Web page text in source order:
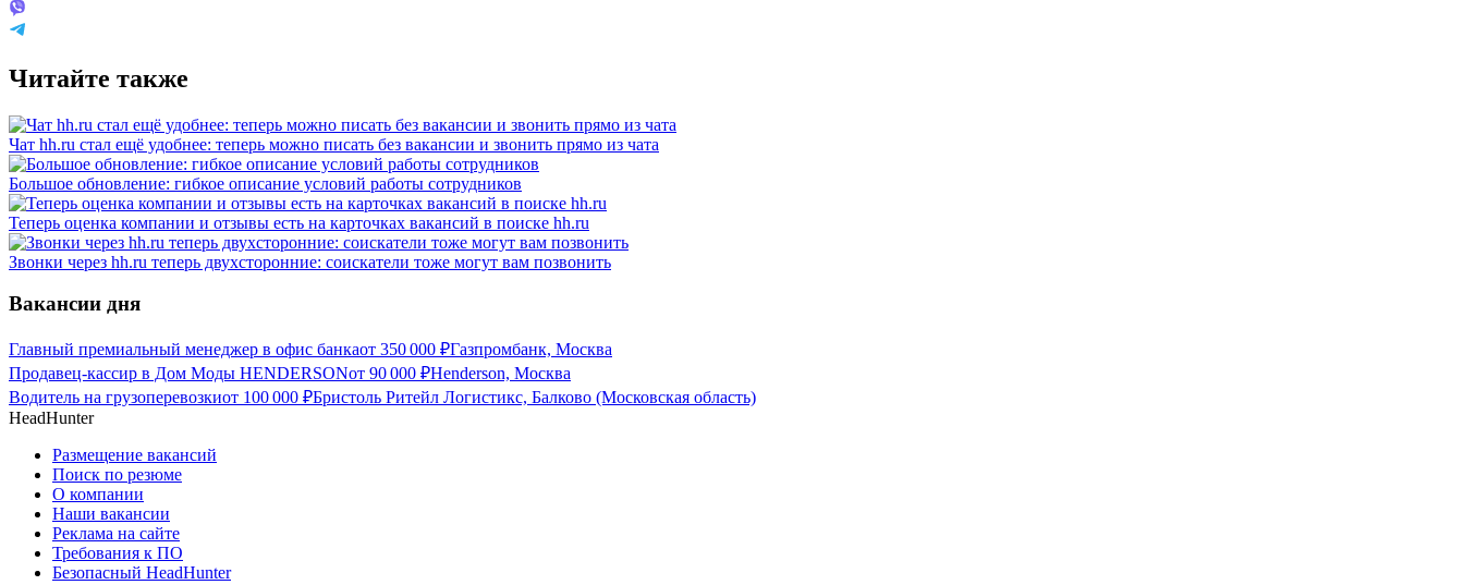
Читайте также
Чат hh.ru стал ещё удобнее: теперь можно писать без вакансии и звонить прямо из чата
Большое обновление: гибкое описание условий работы сотрудников
Теперь оценка компании и отзывы есть на карточках вакансий в поиске hh.ru
Звонки через hh.ru теперь двухсторонние: соискатели тоже могут вам позвонить
Вакансии дня
Главный премиальный менеджер в офис банкаот 350 000 ₽Газпромбанк, Москва
Продавец-кассир в Дом Моды HENDERSONот 90 000 ₽Henderson, Москва
Водитель на грузоперевозкиот 100 000 ₽Бристоль Ритейл Логистикс, Балково (Московская область)
HeadHunter
Размещение вакансий
Поиск по резюме
О компании
Наши вакансии
Реклама на сайте
Требования к ПО
Безопасный HeadHunter